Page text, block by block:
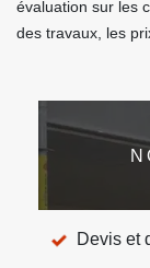
évaluation sur les
des travaux, les
Devis et